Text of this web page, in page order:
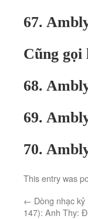
67.
Cũng gọi
68.
69.
70.
This entry was
← Dòng nhạc
147): Anh Thy: